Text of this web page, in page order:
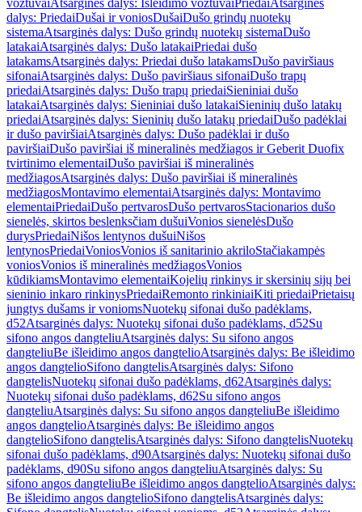
vožtuvaiAtsarginės dalys: Išleidimo vožtuvaiPriedaiAtsarginės
dalys: PriedaiDušai ir voniosDušaiDušo grindų nuotekų
sistemaAtsarginės dalys: Dušo grindų nuotekų sistemaDušo
latakaiAtsarginės dalys: Dušo latakaiPriedai dušo
latakamsAtsarginės dalys: Priedai dušo latakamsDušo paviršiaus
sifonaiAtsarginės dalys: Dušo paviršiaus sifonaiDušo trapų
priedaiAtsarginės dalys: Dušo trapų priedaiSieniniai dušo
latakaiAtsarginės dalys: Sieniniai dušo latakaiSieninių dušo latakų
priedaiAtsarginės dalys: Sieninių dušo latakų priedaiDušo padėklai
ir dušo paviršiaiAtsarginės dalys: Dušo padėklai ir dušo
paviršiaiDušo paviršiai iš mineralinės medžiagos ir Geberit Duofix
tvirtinimo elementaiDušo paviršiai iš mineralinės
medžiagosAtsarginės dalys: Dušo paviršiai iš mineralinės
medžiagosMontavimo elementaiAtsarginės dalys: Montavimo
elementaiPriedaiDušo pertvarosDušo pertvarosStacionarios dušo
sienelės, skirtos beslenksčiam dušuiVonios sienelėsDušo
durysPriedaiNišos lentynos dušuiNišos
lentynosPriedaiVoniosVonios iš sanitarinio akriloStačiakampės
voniosVonios iš mineralinės medžiagosVonios
kūdikiamsMontavimo elementaiKojelių rinkinys ir skersinių sijų bei
sieninio inkaro rinkinysPriedaiRemonto rinkiniaiKiti priedaiPrietaisų
jungtys dušams ir voniomsNuotekų sifonai dušo padėklams,
d52Atsarginės dalys: Nuotekų sifonai dušo padėklams, d52Su
sifono angos dangteliuAtsarginės dalys: Su sifono angos
dangteliuBe išleidimo angos dangtelioAtsarginės dalys: Be išleidimo
angos dangtelioSifono dangtelisAtsarginės dalys: Sifono
dangtelisNuotekų sifonai dušo padėklams, d62Atsarginės dalys:
Nuotekų sifonai dušo padėklams, d62Su sifono angos
dangteliuAtsarginės dalys: Su sifono angos dangteliuBe išleidimo
angos dangtelioAtsarginės dalys: Be išleidimo angos
dangtelioSifono dangtelisAtsarginės dalys: Sifono dangtelisNuotekų
sifonai dušo padėklams, d90Atsarginės dalys: Nuotekų sifonai dušo
padėklams, d90Su sifono angos dangteliuAtsarginės dalys: Su
sifono angos dangteliuBe išleidimo angos dangtelioAtsarginės dalys:
Be išleidimo angos dangtelioSifono dangtelisAtsarginės dalys: